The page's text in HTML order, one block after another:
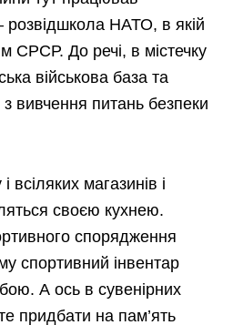
розвідшкола НАТО, в якій
СРСР. До речі, в містечку
військова база та
вивчення питань безпеки
всіляких магазинів і
своєю кухнею.
спорядження
спортивний інвентар
А ось в сувенірних
придбати на пам’ять